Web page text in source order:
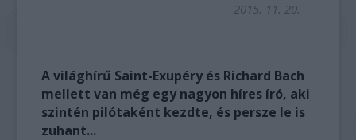
2015. 11. 20.
A világhírű Saint-Exupéry és Richard Bach
mellett van még egy nagyon híres író, aki
szintén pilótaként kezdte, és persze le is
zuhant...